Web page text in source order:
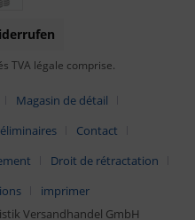
TVA légale comprise.
Magasin de détail
Contact
Droit de rétractation
imprimer
Versandhandel GmbH